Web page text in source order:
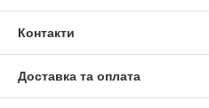
Контакти
Доставка та оплата